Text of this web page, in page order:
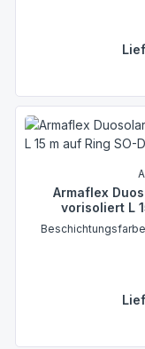
Armaflex
vorisoliert L